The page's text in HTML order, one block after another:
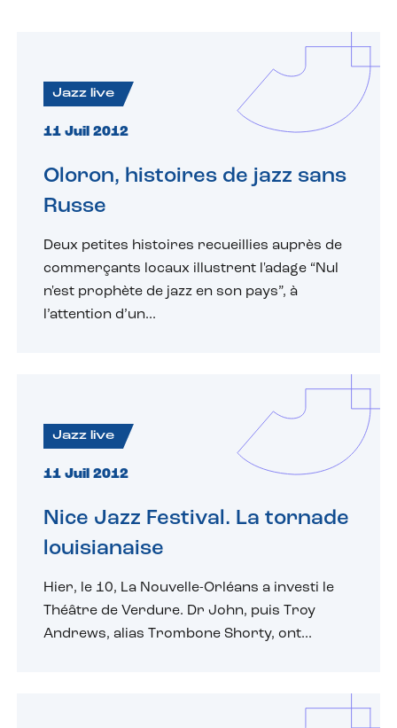
Jazz live
11 Juil 2012
Oloron, histoires de jazz sans
Russe
Deux petites histoires recueillies auprès de
commerçants locaux illustrent l'adage “Nul
n'est prophète de jazz en son pays”, à
l’attention d’un...
Jazz live
11 Juil 2012
Nice Jazz Festival. La tornade
louisianaise
Hier, le 10, La Nouvelle-Orléans a investi le
Théâtre de Verdure. Dr John, puis Troy
Andrews, alias Trombone Shorty, ont...